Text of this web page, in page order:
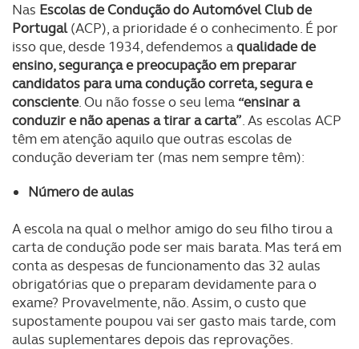
Nas Escolas de Condução do Automóvel Club de
Portugal(ACP), a prioridade é o conhecimento. É por
isso que, desde 1934, defendemos aqualidade de
ensino, segurança e preocupação em preparar
candidatos para uma condução correta, segura e
consciente. Ou não fosse o seu lema “ensinar a
conduzir e não apenas a tirar a carta”. As escolas ACP
têm em atenção aquilo que outras escolas de
condução deveriam ter (mas nem sempre têm):
Número de aulas
A escola na qual o melhor amigo do seu filho tirou a
carta de condução pode ser mais barata. Mas terá em
conta as despesas de funcionamento das 32 aulas
obrigatórias que o preparam devidamente para o
exame? Provavelmente, não. Assim, o custo que
supostamente poupou vai ser gasto mais tarde, com
aulas suplementares depois das reprovações.